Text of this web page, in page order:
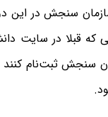
سنجش در این
قبلا در سایت
ثبت‌نام کنند و